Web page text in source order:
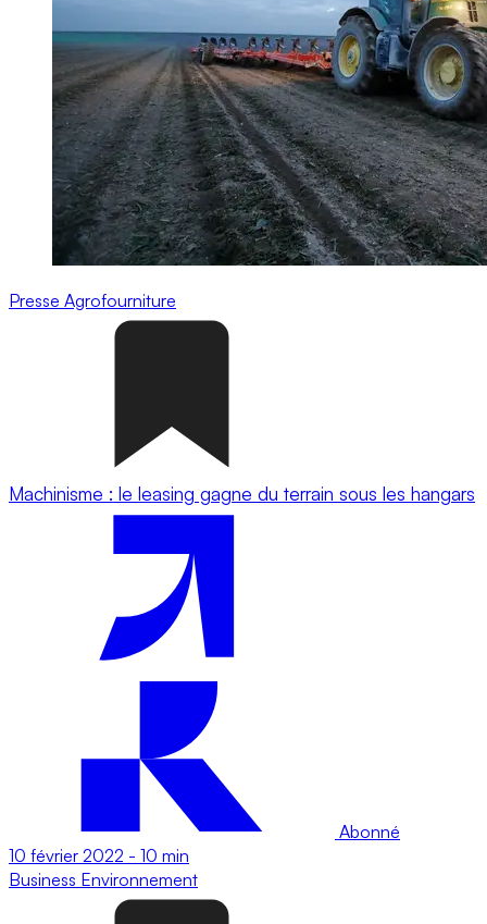
Presse Agrofourniture
Machinisme : le leasing gagne du terrain sous les hangars
Abonné
10 février 2022 - 10 min
Business Environnement